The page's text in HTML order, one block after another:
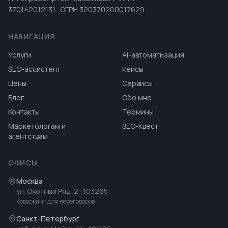
370142012131 · ОГРН 320370200017629
НАВИГАЦИЯ
Услуги
AI-автоматизация
SEO-ассистент
Кейсы
Цены
Сервисы
Блог
Обо мне
Контакты
Термины
Маркетологам и
агентствам
SEO-Квест
ОФИСЫ
Москва
ул. Охотный Ряд, 2 · 103265
Коворкинг для переговоров
Санкт-Петербург